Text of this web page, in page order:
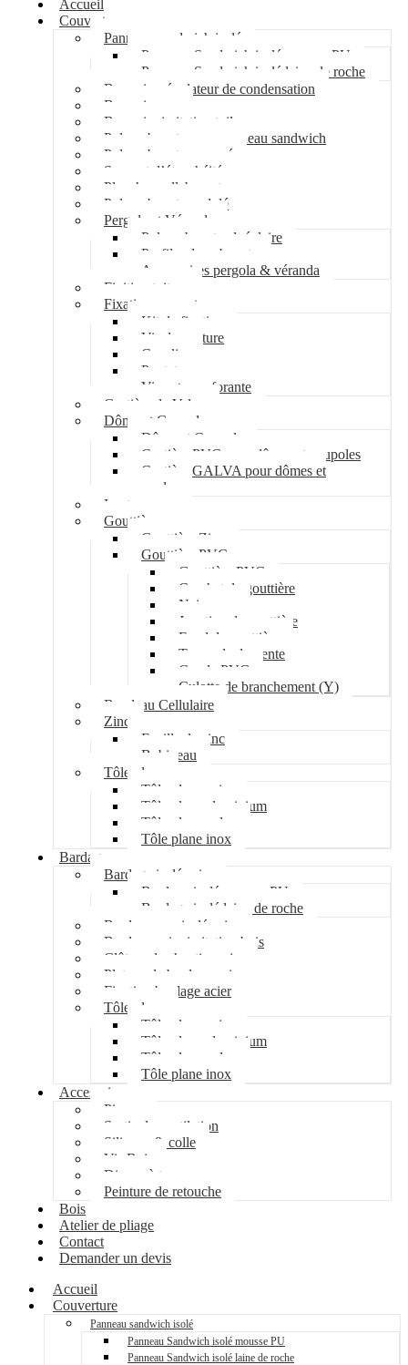
Accueil
Couverture
Panneau sandwich isolé
Panneau Sandwich isolé mousse PU
Panneau Sandwich isolé laine de roche
Bac acier régulateur de condensation
Bac acier sec
Bac acier imitation tuile
Polycarbonate pour panneau sandwich
Polycarbonate nervuré
Support d’étanchéité
Plancher collaborant
Polycarbonate ondulé
Pergola et Véranda
Polycarbonate alvéolaire
Profil polycarbonate
Accessoires pergola & véranda
Finition toiture
Fixation couverture
Kit de fixation
Vis de couture
Cavalier
Pontet
Vis auto-perforante
Costière de Velux
Dôme et Coupole
Dôme et Coupole
Costière PVC pour dômes et coupoles
Costière GALVA pour dômes et
coupoles
Lanterneau
Gouttière
Gouttière Zinc
Gouttière PVC
Gouttière PVC
Crochet de gouttière
Naissance
Jonction de gouttière
Fond de gouttière
Tuyau de descente
Coude PVC
Culotte de branchement (Y)
Bandeau Cellulaire
Zinc
Feuille de zinc
Bobineau
Tôle plane
Tôle plane acier
Tôle plane aluminium
Tôle plane galva
Tôle plane inox
Bardage
Bardage isolé acier
Bardage isolé mousse PU
Bardage isolé laine de roche
Bardage non isolé acier
Bardage acier imitation bois
Clôture de chantier acier
Plateau de bardage acier
Fixation bardage acier
Tôle plane
Tôle plane acier
Tôle plane aluminium
Tôle plane galva
Tôle plane inox
Accessoires
Pipeco
Sortie de ventilation
Silicone & colle
Vis Bois
Disque à tronçonner
Peinture de retouche
Bois
Atelier de pliage
Contact
Demander un devis
Accueil
Couverture
Panneau sandwich isolé
Panneau Sandwich isolé mousse PU
Panneau Sandwich isolé laine de roche